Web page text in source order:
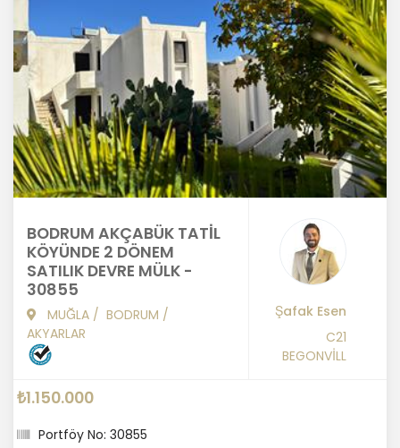
BODRUM AKÇABÜK TATİL
KÖYÜNDE 2 DÖNEM
SATILIK DEVRE MÜLK -
30855
MUĞLA / BODRUM /
AKYARLAR
Şafak Esen
C21
BEGONVİLL
₺1.150.000
Portföy No: 30855